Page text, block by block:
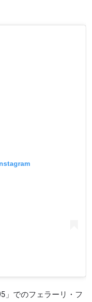
」でのフェラーリ・フ
づく情報の収集、